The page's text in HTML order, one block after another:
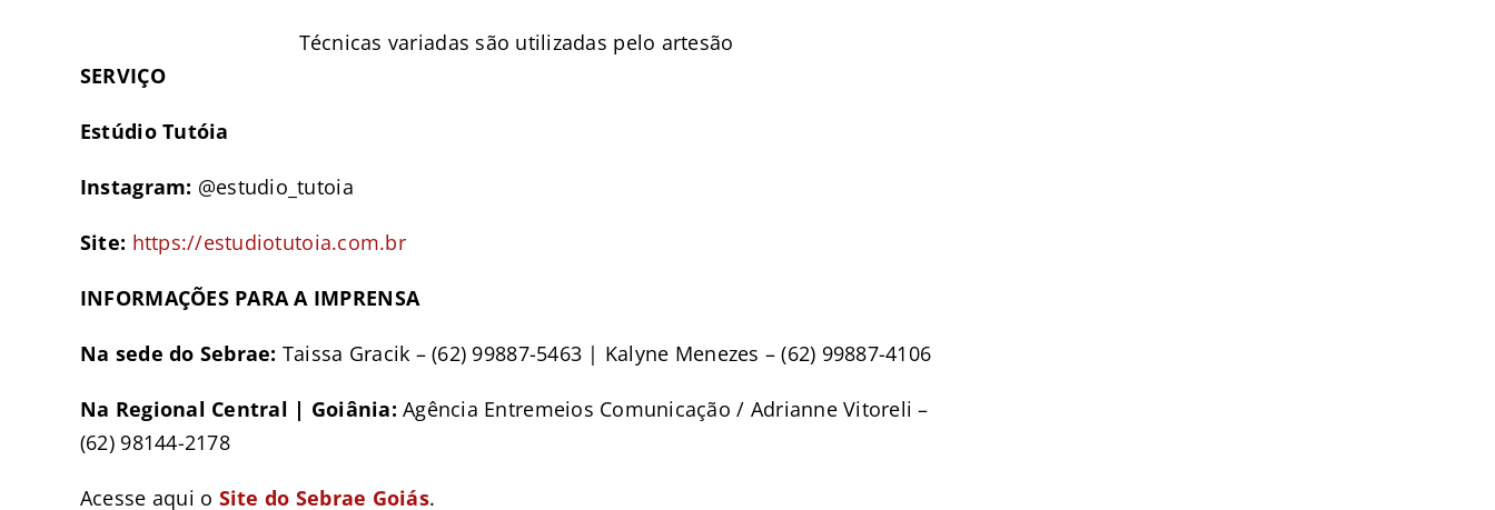
Técnicas variadas são utilizadas pelo artesão
SERVIÇO
Estúdio Tutóia
Instagram: @estudio_tutoia
Site: https://estudiotutoia.com.br
INFORMAÇÕES PARA A IMPRENSA
Na sede do Sebrae: Taissa Gracik – (62) 99887-5463 | Kalyne Menezes – (62) 99887-4106
Na Regional Central | Goiânia: Agência Entremeios Comunicação / Adrianne Vitoreli –
(62) 98144-2178
Acesse aqui o Site do Sebrae Goiás.